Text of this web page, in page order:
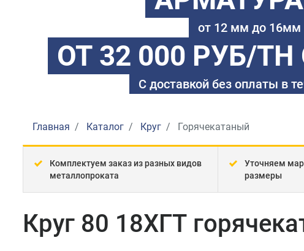
от 12 мм до 16мм
ОТ 32 000 РУБ/ТН
С доставкой без оплаты в
Главная Каталог Круг Горячекатаный
Комплектуем заказ из разных видов
металлопроката
Уточняем
размеры
Круг 80 18ХГТ